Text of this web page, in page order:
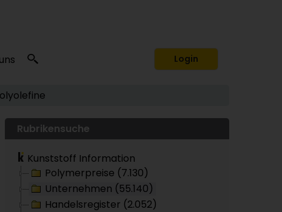
Login
Rubrikensuche
Kunststoff Information
Polymerpreise (7.130)
Unternehmen (55.140)
Handelsregister (2.052)